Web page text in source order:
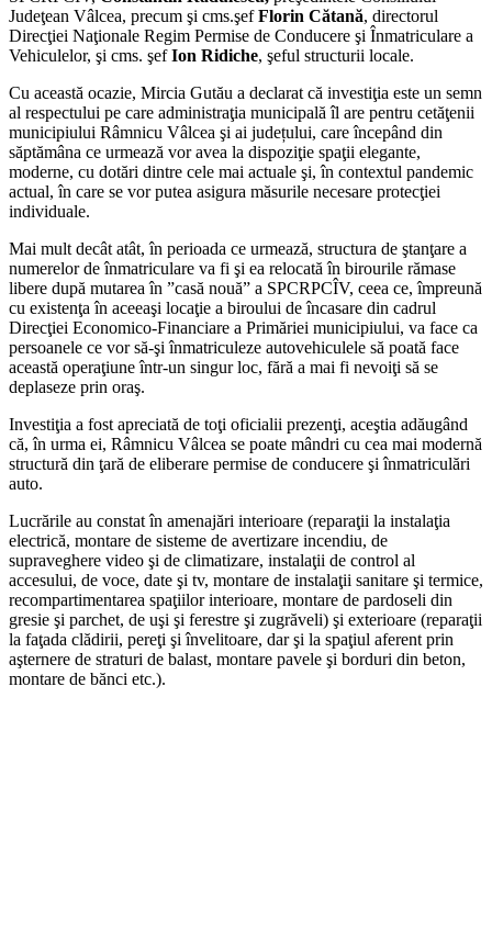
Judeţean Vâlcea, precum şi cms.şefFlorin Cătană, directorul
Direcţiei Naţionale Regim Permise de Conducere şi Înmatriculare a
Vehiculelor, şi cms. şefIon Ridiche, şeful structurii locale.
Cu această ocazie, Mircia Gutău a declarat că investiţia este un semn
al respectului pe care administraţia municipală îl are pentru cetăţenii
municipiului Râmnicu Vâlcea şi ai județului, care începând din
săptămâna ce urmează vor avea la dispoziţie spaţii elegante,
moderne, cu dotări dintre cele mai actuale şi, în contextul pandemic
actual, în care se vor putea asigura măsurile necesare protecţiei
individuale.
Mai mult decât atât, în perioada ce urmează, structura de ştanţare a
numerelor de înmatriculare va fi şi ea relocată în birourile rămase
libere după mutarea în ”casă nouă” a SPCRPCÎV, ceea ce, împreună
cu existenţa în aceeaşi locaţie a biroului de încasare din cadrul
Direcţiei Economico-Financiare a Primăriei municipiului, va face ca
persoanele ce vor să-şi înmatriculeze autovehiculele să poată face
această operaţiune într-un singur loc, fără a mai fi nevoiţi să se
deplaseze prin oraş.
Investiţia a fost apreciată de toţi oficialii prezenţi, aceştia adăugând
că, în urma ei, Râmnicu Vâlcea se poate mândri cu cea mai modernă
structură din ţară de eliberare permise de conducere şi înmatriculări
auto.
Lucrările au constat în amenajări interioare (reparaţii la instalaţia
electrică, montare de sisteme de avertizare incendiu, de
supraveghere video şi de climatizare, instalaţii de control al
accesului, de voce, date şi tv, montare de instalaţii sanitare şi termice,
recompartimentarea spaţiilor interioare, montare de pardoseli din
gresie şi parchet, de uşi şi ferestre şi zugrăveli) şi exterioare (reparaţii
la faţada clădirii, pereţi şi învelitoare, dar şi la spaţiul aferent prin
aşternere de straturi de balast, montare pavele şi borduri din beton,
montare de bănci etc.).